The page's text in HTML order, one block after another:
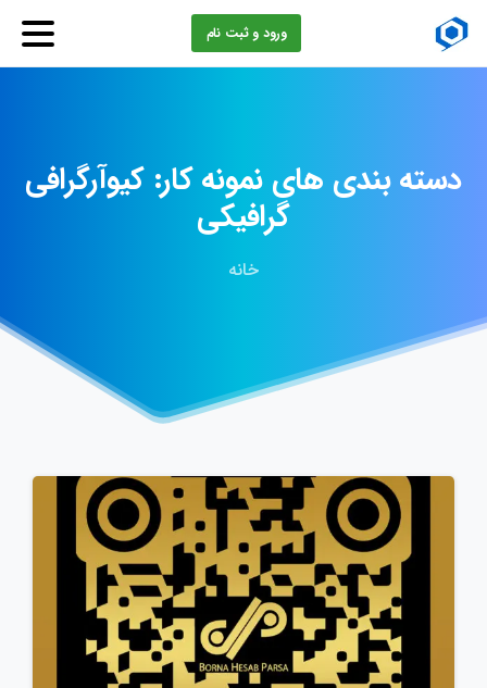
ورود و ثبت نام
دستهبندی های نمونهکار: کیوآرگرافی
گرافیکی
خانه